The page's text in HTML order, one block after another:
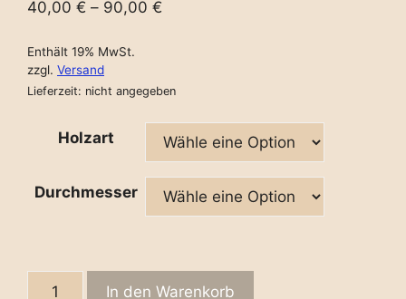
40,00 € – 90,00 €
Enthält 19% MwSt.
zzgl. Versand
Lieferzeit: nicht angegeben
Holzart
Durchmesser
In den Warenkorb